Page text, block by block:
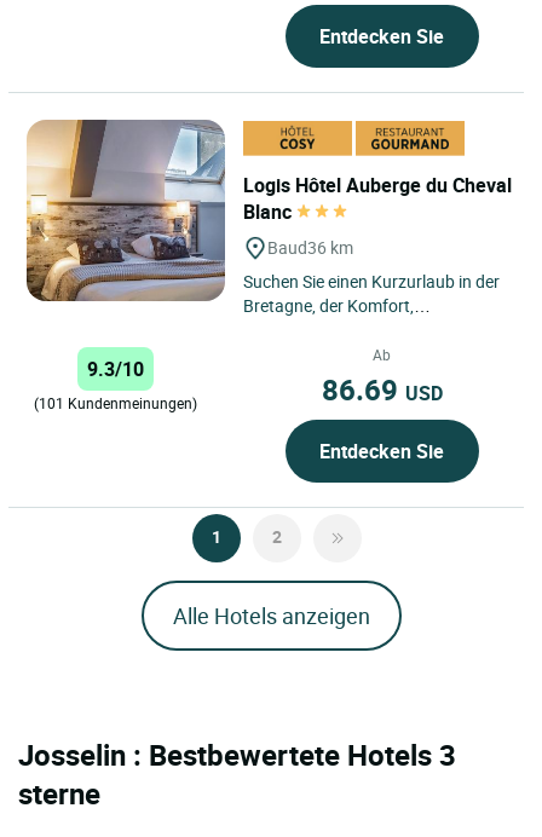
Entdecken Sie
Logis Hôtel Auberge du Cheval
Blanc
Baud36 km
Suchen Sie einen Kurzurlaub in der
Bretagne, der Komfort,
Atmosphäre vereint? Das Logis...
9.3/10
(101 Kundenmeinungen)
Ab
86.69 USD
Entdecken Sie
1 2
Alle Hotels anzeigen
Josselin : Bestbewertete Hotels 3
sterne